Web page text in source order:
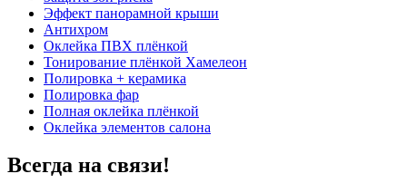
Эффект панорамной крыши
Антихром
Оклейка ПВХ плёнкой
Тонирование плёнкой Хамелеон
Полировка + керамика
Полировка фар
Полная оклейка плёнкой
Оклейка элементов салона
Всегда на связи!